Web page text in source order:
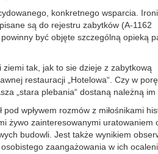
konkretnego wsparcia.
są do rejestru zabytków (A-1162
być objęte szczególną opieką
tak, jak to sie dzieje z zabytkową
restauracji „Hotelowa“. Czy w
„stara plebania“ dostaną należną
pod wpływem rozmów z miłośnikami
żywo zainteresowanymi uratowaniem
budowli. Jest także wynikiem
zaangażowania w ich